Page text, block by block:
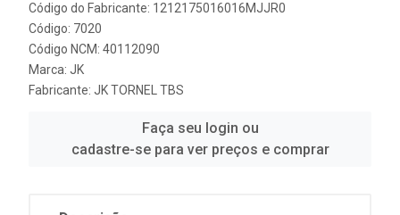
Código do Fabricante: 1212175016016MJJR0
Código: 7020
Código NCM: 40112090
Marca: JK
Fabricante: JK TORNEL TBS
Faça seu login ou
cadastre-se para ver preços e comprar